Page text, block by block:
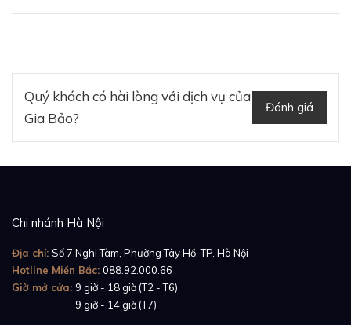
Nổi bật trên bộ vỏ đồng hồ là phần vành bezel cũng
Piaget đã khéo léo nạm lên vành bezel 78 viên kim
cương đều đặn để tôn lên sự kết hợp hài hòa giữa
vàng trắng và kim cương – yếu tố chính mang lại vẻ
đẹp sắc sảo và hiện đại cho sản phẩm.
Quý khách có hài lòng với dịch vụ của
Gia Bảo?
Đánh giá
Chi nhánh Hà Nội
Địa chỉ: Số 7 Nghi Tàm, Phường Tây Hồ, TP. Hà Nội
Hotline Miền Bắc: 088.92.000.66
Giờ mở cửa: 9 giờ - 18 giờ (T2 - T6)
9 giờ - 14 giờ (T7)